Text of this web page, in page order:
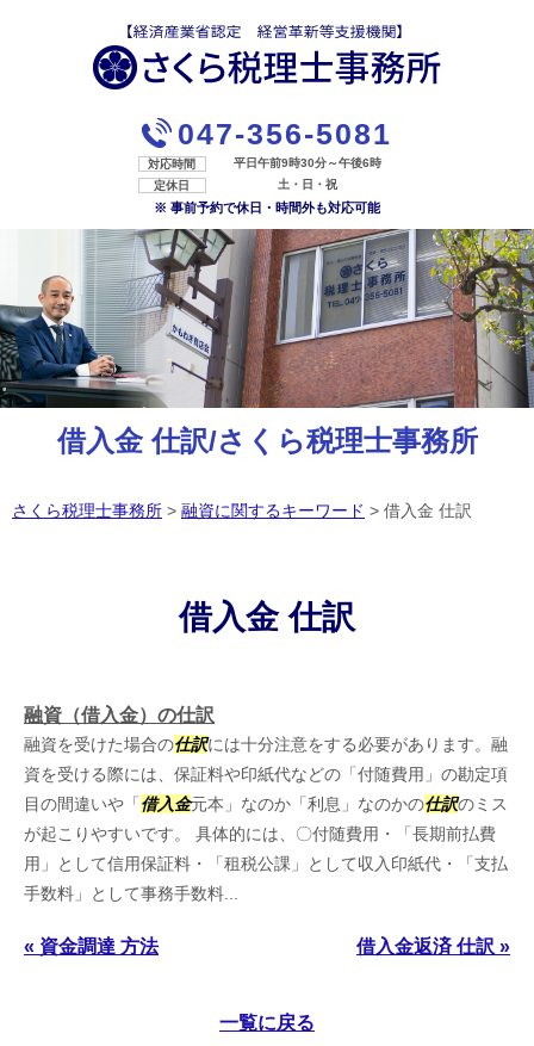
047-356-5081
対応時間
平日午前9時30分～午後6時
定休日
土・日・祝
※ 事前予約で休日・時間外も対応可能
借入金 仕訳/さくら税理士事務所
さくら税理士事務所 > 融資に関するキーワード > 借入金 仕訳
借入金 仕訳
融資（借入金）の仕訳
融資を受けた場合の仕訳には十分注意をする必要があります。融
資を受ける際には、保証料や印紙代などの「付随費用」の勘定項
目の間違いや「 借入金元本」なのか「利息」なのかの仕訳のミス
が起こりやすいです。 具体的には、〇付随費用・「長期前払費
用」として信用保証料・「租税公課」として収入印紙代・「支払
手数料」として事務手数料...
« 資金調達 方法 借入金返済 仕訳 »
一覧に戻る